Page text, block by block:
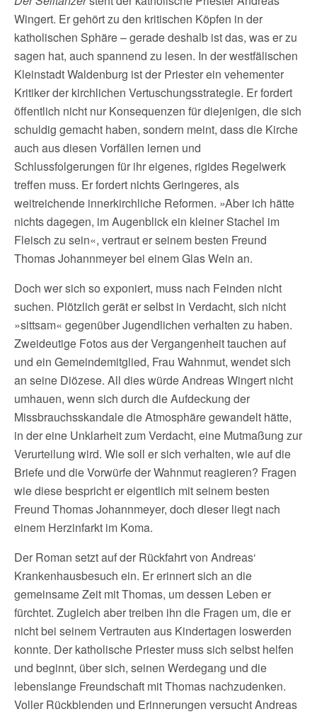
Wingert. Er gehört zu den kritischen Köpfen in der
katholischen Sphäre – gerade deshalb ist das, was er zu
sagen hat, auch spannend zu lesen. In der westfälischen
Kleinstadt Waldenburg ist der Priester ein vehementer
Kritiker der kirchlichen Vertuschungsstrategie. Er fordert
öffentlich nicht nur Konsequenzen für diejenigen, die sich
schuldig gemacht haben, sondern meint, dass die Kirche
auch aus diesen Vorfällen lernen und
Schlussfolgerungen für ihr eigenes, rigides Regelwerk
treffen muss. Er fordert nichts Geringeres, als
weitreichende innerkirchliche Reformen. »Aber ich hätte
nichts dagegen, im Augenblick ein kleiner Stachel im
Fleisch zu sein«, vertraut er seinem besten Freund
Thomas Johannmeyer bei einem Glas Wein an.
Doch wer sich so exponiert, muss nach Feinden nicht
suchen. Plötzlich gerät er selbst in Verdacht, sich nicht
»sittsam« gegenüber Jugendlichen verhalten zu haben.
Zweideutige Fotos aus der Vergangenheit tauchen auf
und ein Gemeindemitglied, Frau Wahnmut, wendet sich
an seine Diözese. All dies würde Andreas Wingert nicht
umhauen, wenn sich durch die Aufdeckung der
Missbrauchsskandale die Atmosphäre gewandelt hätte,
in der eine Unklarheit zum Verdacht, eine Mutmaßung zur
Verurteilung wird. Wie soll er sich verhalten, wie auf die
Briefe und die Vorwürfe der Wahnmut reagieren? Fragen
wie diese bespricht er eigentlich mit seinem besten
Freund Thomas Johannmeyer, doch dieser liegt nach
einem Herzinfarkt im Koma.
Der Roman setzt auf der Rückfahrt von Andreas‘
Krankenhausbesuch ein. Er erinnert sich an die
gemeinsame Zeit mit Thomas, um dessen Leben er
fürchtet. Zugleich aber treiben ihn die Fragen um, die er
nicht bei seinem Vertrauten aus Kindertagen loswerden
konnte. Der katholische Priester muss sich selbst helfen
und beginnt, über sich, seinen Werdegang und die
lebenslange Freundschaft mit Thomas nachzudenken.
Voller Rückblenden und Erinnerungen versucht Andreas